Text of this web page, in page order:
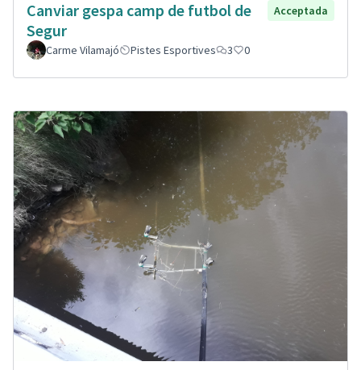
Canviar gespa camp de futbol de
Segur
Acceptada
Carme Vilamajó Pistes Esportives 3 0